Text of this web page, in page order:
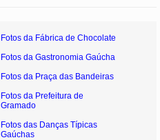
Fotos da Fábrica de Chocolate
Fotos da Gastronomia Gaúcha
Fotos da Praça das Bandeiras
Fotos da Prefeitura de
Gramado
Fotos das Danças Típicas
Gaúchas